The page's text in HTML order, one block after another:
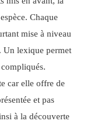
Chaque
mise à niveau
Un lexique permet
car elle offre de
et pas
à la découverte